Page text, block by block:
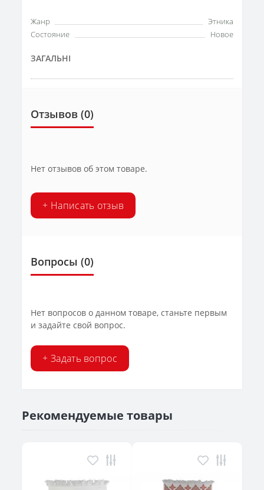
Жанр
Этника
Состояние
Новое
ЗАГАЛЬНІ
Отзывов (0)
Нет отзывов об этом товаре.
+ Написать отзыв
Вопросы (0)
Нет вопросов о данном товаре, станьте первым
и задайте свой вопрос.
+ Задать вопрос
Рекомендуемые товары